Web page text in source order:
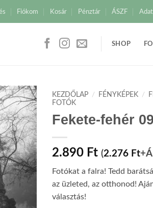
Fiókom Kosár Pénztár ÁSZF
SHOP
KEZDŐLAP / FÉNYKÉPEK /
FOTÓK
Fekete-fehér 09
2.890 Ft (2.276 Ft
Fotókat a falra! Tedd
az üzleted, az otthonod!
választás!